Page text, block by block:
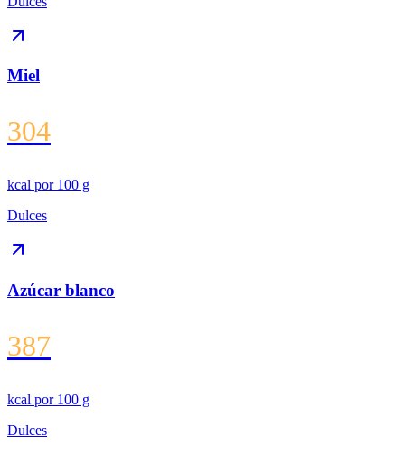
Miel
304
kcal por 100 g
Dulces
Azúcar blanco
387
kcal por 100 g
Dulces